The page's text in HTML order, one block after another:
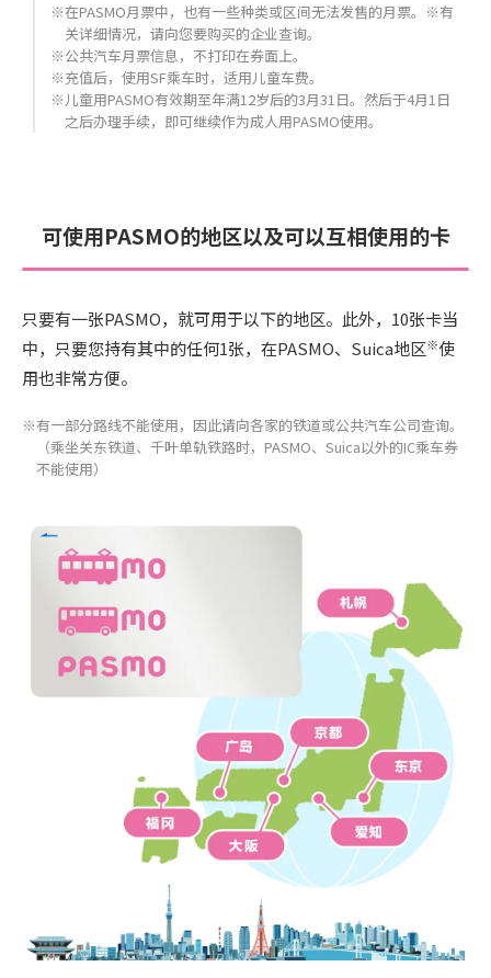
※在PASMO月票中，也有一些种类或区间无法发售的月票。※有
关详细情况，请向您要购买的企业查询。
※公共汽车月票信息，不打印在券面上。
※充值后，使用SF乘车时，适用儿童车费。
※儿童用PASMO有效期至年满12岁后的3月31日。然后于4月1日
之后办理手续，即可继续作为成人用PASMO使用。
可使用PASMO的地区以及可以互相使用的卡
只要有一张PASMO，就可用于以下的地区。 此外，10张卡当
中，只要您持有其中的任何1张，在PASMO、Suica地区※使
用也非常方便。
※有一部分路线不能使用，因此请向各家的铁道或公共汽车公司查询。
（乘坐关东铁道、千叶单轨铁路时，PASMO、Suica以外的IC乘车券
不能使用）